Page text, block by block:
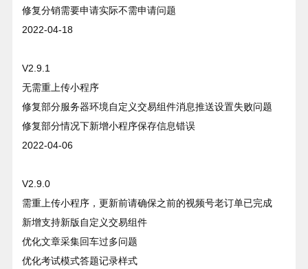
修复分销需要申请实际不需申请问题
2022-04-18
V2.9.1
无需重上传小程序
修复部分服务器环境自定义交易组件消息推送设置失败问题
修复部分情况下新增小程序保存信息错误
2022-04-06
V2.9.0
需重上传小程序，更新前请确保之前的视频号老订单已完成
新增支持新版自定义交易组件
优化文章采集回车过多问题
优化考试模式答题记录样式